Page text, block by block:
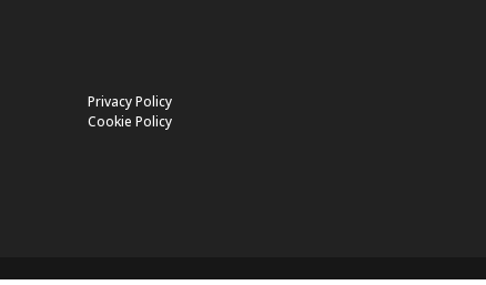
Privacy Policy
Cookie Policy